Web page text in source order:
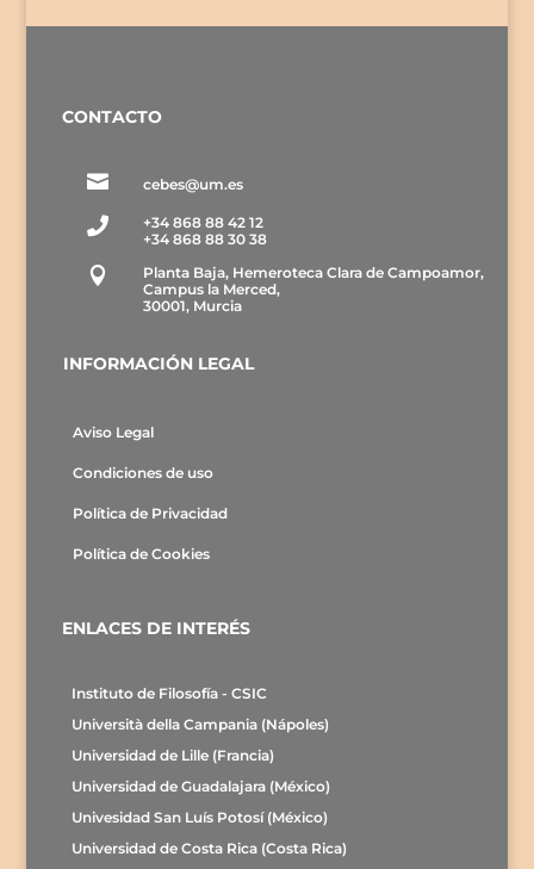
CONTACTO
 cebes@um.es

+34 868 88 42 12
+34 868 88 30 38

Planta Baja, Hemeroteca Clara de Campoamor,
Campus la Merced,
30001, Murcia
INFORMACIÓN LEGAL
Aviso Legal
Condiciones de uso
Política de Privacidad
Política de Cookies
ENLACES DE INTERÉS
Instituto de Filosofía - CSIC
Università della Campania (Nápoles)
Universidad de Lille (Francia)
Universidad de Guadalajara (México)
Univesidad San Luís Potosí (México)
Universidad de Costa Rica (Costa Rica)